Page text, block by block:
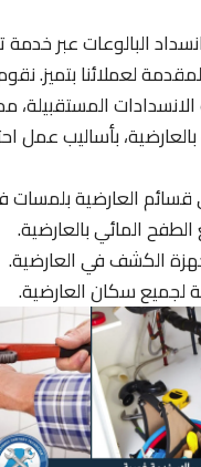
البالوعات عبر خدمة
لعملائنا بتميز.
الانسدادات
بأساليب عمل
العارضية بلمسات
المائي بالعارضية.
الكشف في العارضية.
لجميع سكان العارضية.